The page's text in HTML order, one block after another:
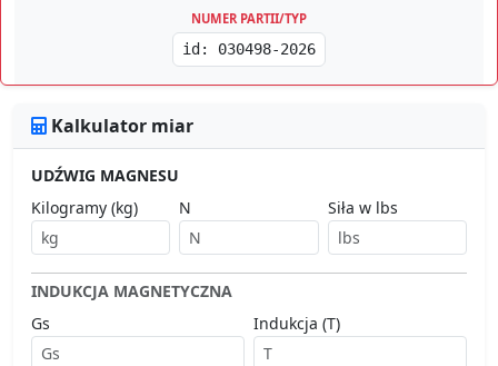
NUMER PARTII/TYP
id: 030498-2026
Kalkulator miar
UDŹWIG MAGNESU
Kilogramy (kg)
N Siła w lbs
INDUKCJA MAGNETYCZNA
Gs
Indukcja (T)